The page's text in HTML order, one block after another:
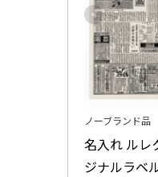
ノーブランド品
名入れ ルレ
ジナルラベ